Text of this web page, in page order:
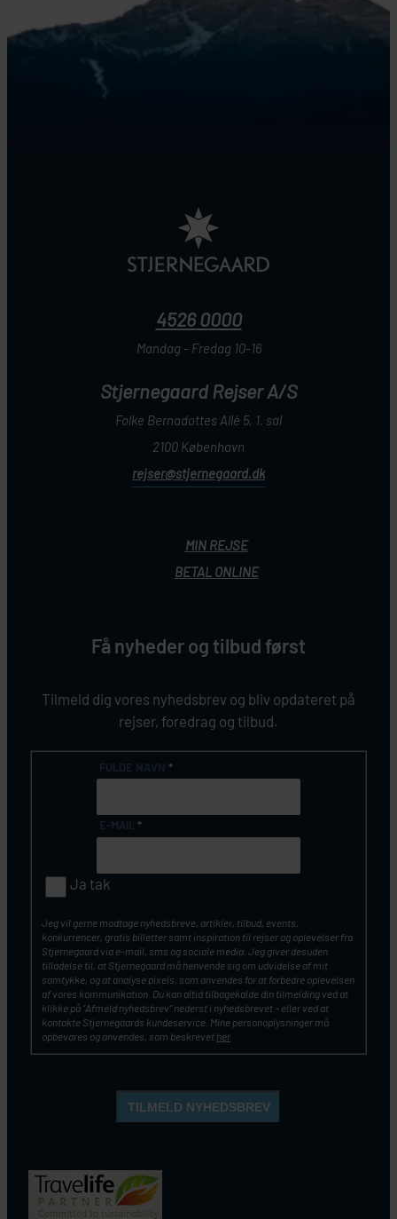
4526 0000
Mandag - Fredag 10-16
Stjernegaard Rejser A/S
Folke Bernadottes Allé 5, 1. sal
2100 København
rejser@stjernegaard.dk
MIN REJSE
BETAL ONLINE
Få nyheder og tilbud først
Tilmeld dig vores nyhedsbrev og bliv opdateret på
rejser, foredrag og tilbud.
*
*
Ja tak
Jeg vil gerne modtage nyhedsbreve, artikler, tilbud, events,
konkurrencer, gratis billetter samt inspiration til rejser og oplevelser fra
Stjernegaard via e-mail, sms og sociale media. Jeg giver desuden
tilladelse til, at Stjernegaard må henvende sig om udvidelse af mit
samtykke, og at analyse pixels, som anvendes for at forbedre oplevelsen
af vores kommunikation. Du kan altid tilbagekalde din tilmelding ved at
klikke på ”Afmeld nyhedsbrev” nederst i nyhedsbrevet – eller ved at
kontakte Stjernegaards kundeservice. Mine personoplysninger må
opbevares og anvendes, som beskrevet her